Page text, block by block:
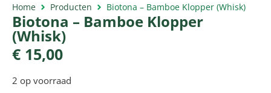
Home Producten Biotona – Bamboe Klopper (Whisk)
Biotona – Bamboe Klopper
(Whisk)
€ 15,00
2 op voorraad